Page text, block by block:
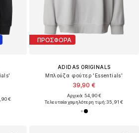
€
ΠΡΟΣΦΟΡΑ
ADIDAS ORIGINALS
Μπλούζα φούτερ 'Essentials'
39,90 €
Αρχικά: 54,90 €
Τελευταία χαμηλότερη τιμή:35,91 €